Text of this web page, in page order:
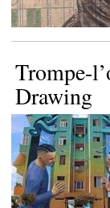
Trompe-
Drawing